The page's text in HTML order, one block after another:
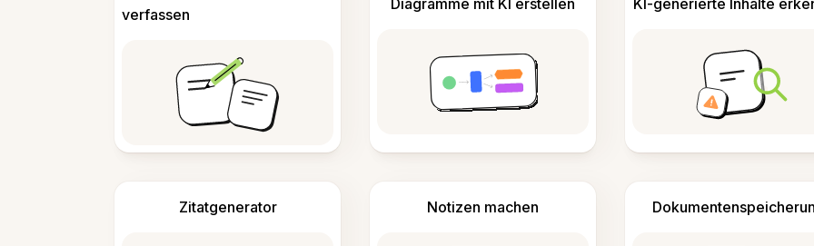
verfassen
Diagramme mit KI erstellen KI-generierte Inhalte
Zitatgenerator Notizen machen